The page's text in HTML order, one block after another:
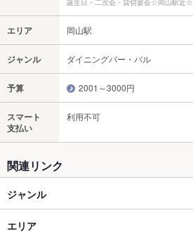
誕生日・二次会・貸切宴会☆岡山駅近☆
エリア 岡山駅
ジャンル ダイニングバー・バル
予算 2001～3000円
スマート
支払い
利用不可
関連リンク
ジャンル
ダイニングバー・バル
エリア